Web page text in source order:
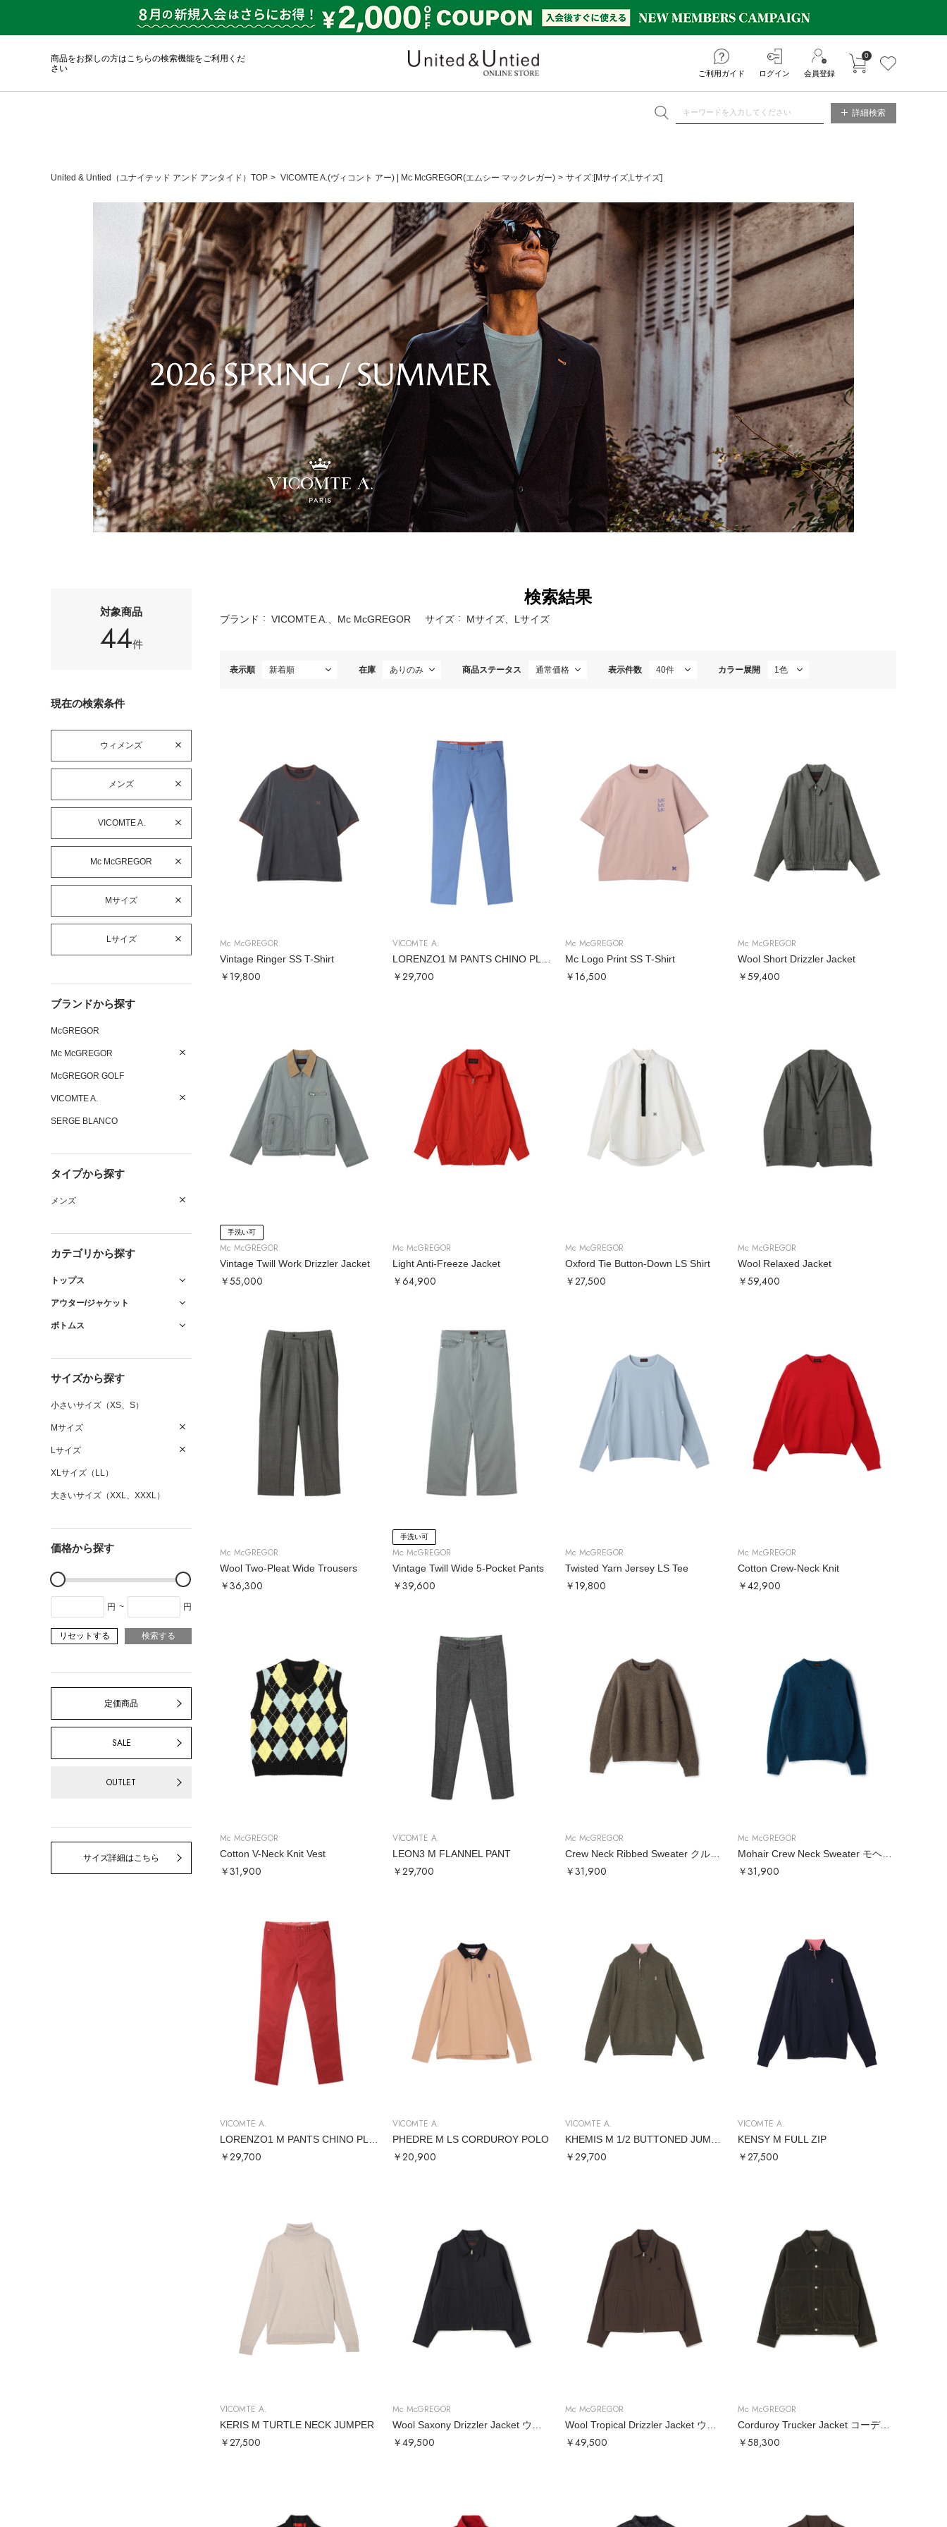
商品をお探しの方はこちらの検索機能をご利用くだ
さい
ご利用ガイド ログイン 会員登録
カートに入れる
0
詳細検索
United & Untied（ユナイテッド アンド アンタイド）TOP VICOMTE A.(ヴィコント アー) Mc McGREGOR(エムシー マックレガー) サイズ:[Mサイズ,Lサイズ]
対象商品
44件
現在の検索条件
ウィメンズ
メンズ
VICOMTE A.
Mc McGREGOR
Mサイズ
Lサイズ
ブランドから探す
McGREGOR
Mc McGREGOR
McGREGOR GOLF
VICOMTE A.
SERGE BLANCO
タイプから探す
メンズ
カテゴリから探す
トップス
アウター/ジャケット
ボトムス
サイズから探す
小さいサイズ（XS、S）
Mサイズ
Lサイズ
XLサイズ（LL）
大きいサイズ（XXL、XXXL）
価格から探す
円 ~ 円
リセットする 検索する
定価商品
SALE
OUTLET
サイズ詳細はこちら
検索結果
ブランド VICOMTE A.、Mc McGREGOR サイズ Mサイズ、Lサイズ
表示順 在庫 商品ステータス 表示件数 カラー展開
Mc McGREGOR
Vintage Ringer SS T-Shirt
￥19,800
VICOMTE A.
￥29,700
Mc McGREGOR
Mc Logo Print SS T-Shirt
￥16,500
Mc McGREGOR
Wool Short Drizzler Jacket
￥59,400
手洗い可
Mc McGREGOR
Vintage Twill Work Drizzler Jacket
￥55,000
Mc McGREGOR
Light Anti-Freeze Jacket
￥64,900
Mc McGREGOR
Oxford Tie Button-Down LS Shirt
￥27,500
Mc McGREGOR
Wool Relaxed Jacket
￥59,400
Mc McGREGOR
Wool Two-Pleat Wide Trousers
￥36,300
手洗い可
Mc McGREGOR
Vintage Twill Wide 5-Pocket Pants
￥39,600
Mc McGREGOR
Twisted Yarn Jersey LS Tee
￥19,800
Mc McGREGOR
Cotton Crew-Neck Knit
￥42,900
Mc McGREGOR
Cotton V-Neck Knit Vest
￥31,900
VICOMTE A.
LEON3 M FLANNEL PANT
￥29,700
Mc McGREGOR
￥31,900
Mc McGREGOR
￥31,900
VICOMTE A.
￥29,700
VICOMTE A.
PHEDRE M LS CORDUROY POLO
￥20,900
VICOMTE A.
￥29,700
VICOMTE A.
KENSY M FULL ZIP
￥27,500
VICOMTE A.
KERIS M TURTLE NECK JUMPER
￥27,500
Mc McGREGOR
￥49,500
Mc McGREGOR
￥49,500
Mc McGREGOR
Corduroy Trucker Jacket コーデュロイトラッカージャケット
￥58,300